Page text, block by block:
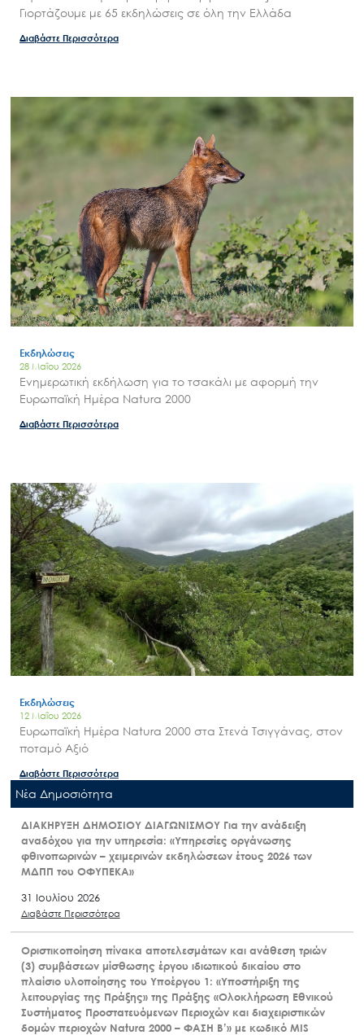
Επικοινωνία
Γιορτάζουμε με 65 εκδηλώσεις σε όλη την Ελλάδα
Διαβάστε Περισσότερα
Εκδηλώσεις
28 Μαΐου 2026
Ενημερωτική εκδήλωση για το τσακάλι με αφορμή την
Ευρωπαϊκή Ημέρα Natura 2000
Διαβάστε Περισσότερα
Εκδηλώσεις
12 Μαΐου 2026
Ευρωπαϊκή Ημέρα Natura 2000 στα Στενά Τσιγγάνας, στον
ποταμό Αξιό
Διαβάστε Περισσότερα
Nέα Δημοσιότητα
ΔΙΑΚΗΡΥΞΗ ΔΗΜΟΣΙΟΥ ΔΙΑΓΩΝΙΣΜΟΥ Για την ανάδειξη
αναδόχου για την υπηρεσία: «Υπηρεσίες οργάνωσης
φθινοπωρινών – χειμερινών εκδηλώσεων έτους 2026 των
ΜΔΠΠ του ΟΦΥΠΕΚΑ»
31 Ιουλίου 2026
Διαβάστε Περισσότερα
Οριστικοποίηση πίνακα αποτελεσμάτων και ανάθεση τριών
(3) συμβάσεων μίσθωσης έργου ιδιωτικού δικαίου στο
πλαίσιο υλοποίησης του Υποέργου 1: «Υποστήριξη της
λειτουργίας της Πράξης» της Πράξης «Ολοκλήρωση Εθνικού
Συστήματος Προστατευόμενων Περιοχών και διαχειριστικών
δομών περιοχών Natura 2000 – ΦΑΣΗ Β’» με κωδικό MIS